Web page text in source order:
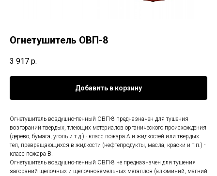
Огнетушитель ОВП-8
3 917 р.
Добавить в корзину
Огнетушитель воздушно-пенный ОВП-8 предназначен для тушения
возгораний твердых, тлеющих метериалов органического происхождения
(дерево, бумага, уголь и т.д.) - класс пожара А и жидкостей или твердых
тел, превращающихся в жидкости (нефтепродукты, масла, краски и т.п.) -
класс пожара В.
Огнетушитель воздушно-пенный ОВП-8 не предназначен для тушения
загораний щелочных и щелочноземельных металлов (алюминий, магний